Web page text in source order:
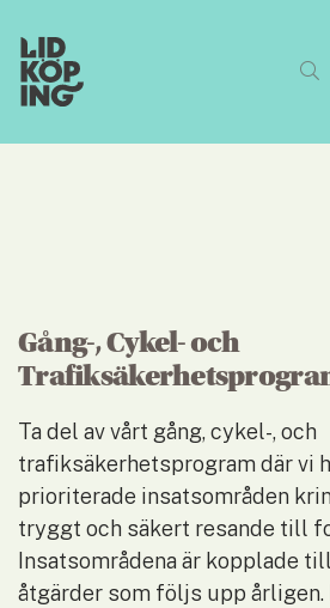
Gång-, Cykel- och
Ta del av vårt gång, cykel-, och
trafiksäkerhetsprogram där vi
prioriterade insatsområden
tryggt och säkert resande till
Insatsområdena är kopplade
åtgärder som följs upp årligen.